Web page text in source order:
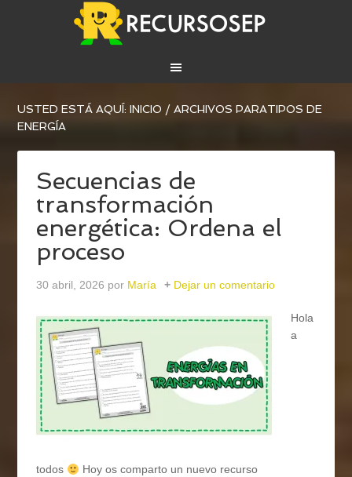
USTED ESTÁ AQUÍ:INICIO / ARCHIVOS PARATIPOS DE
ENERGÍA
Secuencias de
transformación
energética: Ordena el
proceso
30 abril, 2026 por María Dejar un comentario
Hola
a
todos
Hoy os comparto un nuevo recurso